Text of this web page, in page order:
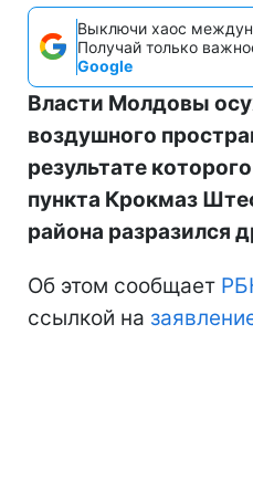
Выключи хаос
Получай только
Google
Власти Молдовы
воздушного
результате
пункта Крокмаз
района разразился
Об этом сообщает
ссылкой на